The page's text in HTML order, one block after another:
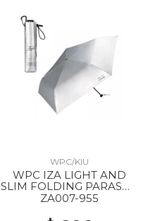
WPC/KIU
WPC IZA LIGHT AND
SLIM FOLDING PARASOL
955 SILVER
ZA007-955